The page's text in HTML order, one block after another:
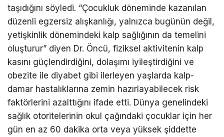
taşıdığını söyledi. “Çocukluk döneminde kazanılan
düzenli egzersiz alışkanlığı, yalnızca bugünün değil,
yetişkinlik dönemindeki kalp sağlığının da temelini
oluşturur” diyen Dr. Öncü, fiziksel aktivitenin kalp
kasını güçlendirdiğini, dolaşımı iyileştirdiğini ve
obezite ile diyabet gibi ilerleyen yaşlarda kalp-
damar hastalıklarına zemin hazırlayabilecek risk
faktörlerini azalttığını ifade etti. Dünya genelindeki
sağlık otoritelerinin okul çağındaki çocuklar için her
gün en az 60 dakika orta veya yüksek şiddette